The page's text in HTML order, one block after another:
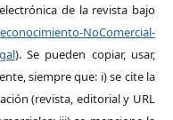
de la revista bajo
NoComercial-
). Se pueden copiar, usar,
siempre que: i) se cite la
(revista, editorial y URL